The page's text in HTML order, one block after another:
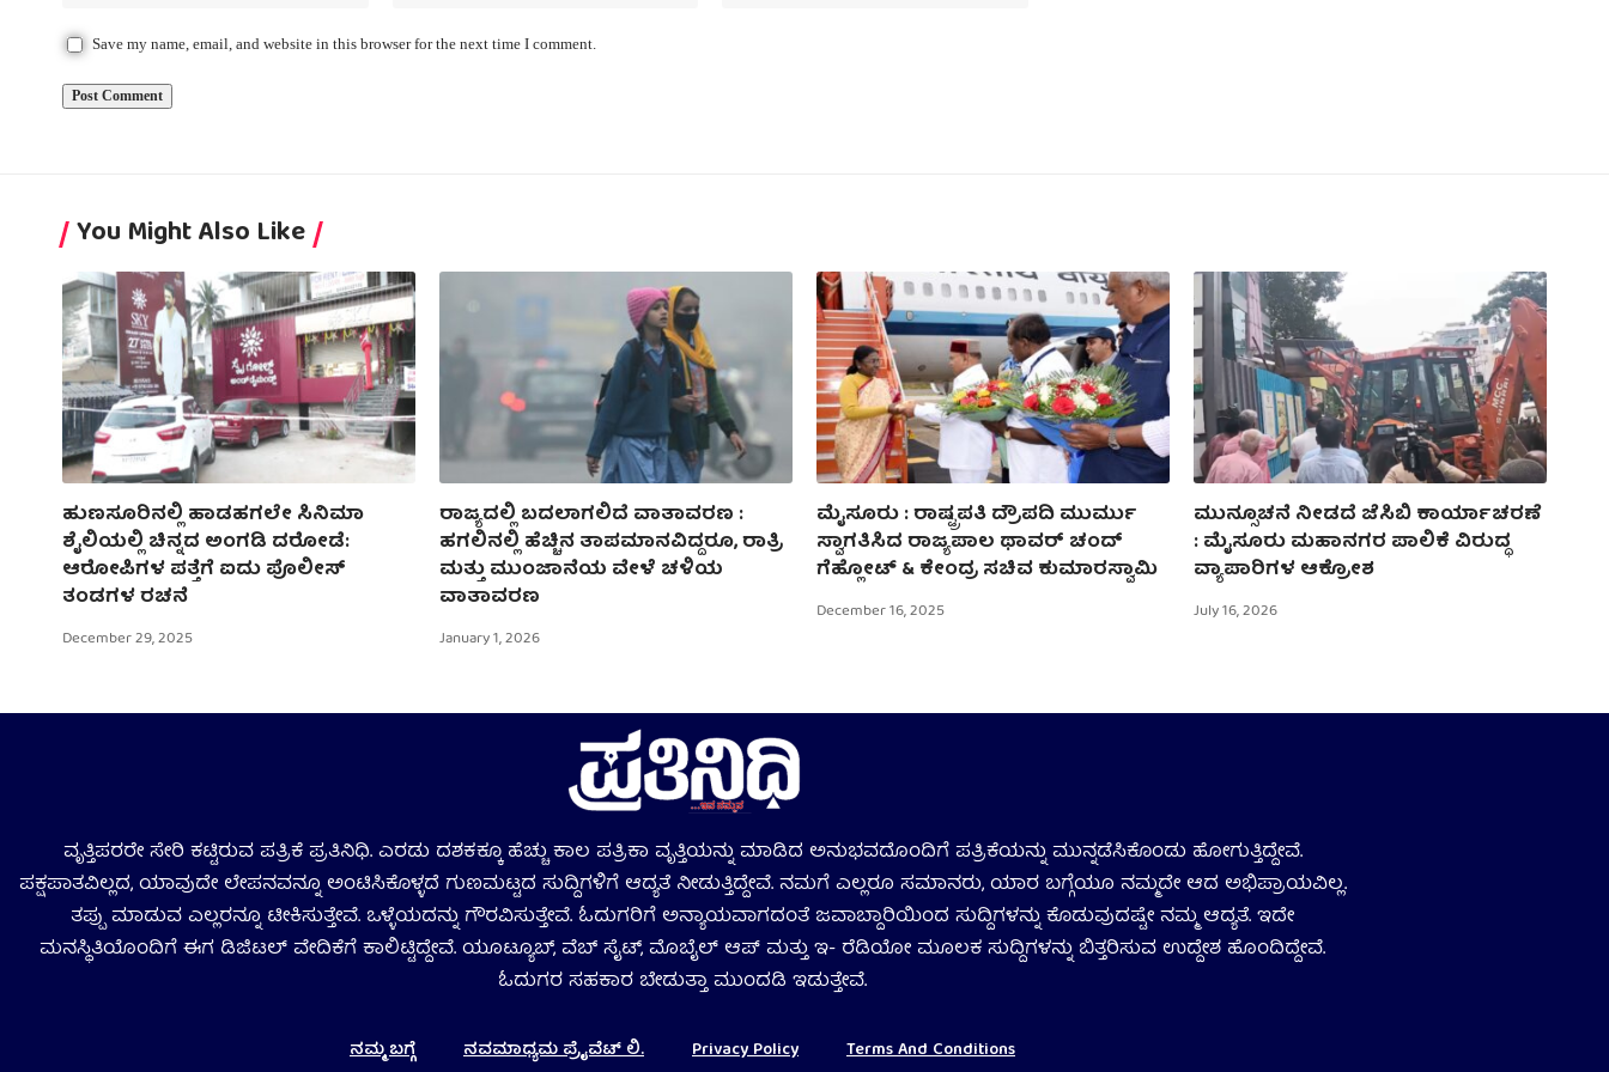
Save my name, email, and website in this browser for the next time I comment.
You Might Also Like
ಹುಣಸೂರಿನಲ್ಲಿ ಹಾಡಹಗಲೇ ಸಿನಿಮಾ
ಶೈಲಿಯಲ್ಲಿ ಚಿನ್ನದ ಅಂಗಡಿ ದರೋಡೆ:
ಆರೋಪಿಗಳ ಪತ್ತೆಗೆ ಐದು ಪೊಲೀಸ್
ತಂಡಗಳ ರಚನೆ
December 29, 2025
ರಾಜ್ಯದಲ್ಲಿ ಬದಲಾಗಲಿದೆ ವಾತಾವರಣ :
ಹಗಲಿನಲ್ಲಿ ಹೆಚ್ಚಿನ ತಾಪಮಾನವಿದ್ದರೂ, ರಾತ್ರಿ
ಮತ್ತು ಮುಂಜಾನೆಯ ವೇಳೆ ಚಳಿಯ
ವಾತಾವರಣ
January 1, 2026
ಮೈಸೂರು : ರಾಷ್ಟ್ರಪತಿ ದ್ರೌಪದಿ ಮುರ್ಮು
ಸ್ವಾಗತಿಸಿದ ರಾಜ್ಯಪಾಲ ಥಾವರ್ ಚಂದ್
ಗೆಹ್ಲೋಟ್ & ಕೇಂದ್ರ ಸಚಿವ ಕುಮಾರಸ್ವಾಮಿ
December 16, 2025
ಮುನ್ಸೂಚನೆ ನೀಡದೆ ಜೆಸಿಬಿ ಕಾರ್ಯಾಚರಣೆ
: ಮೈಸೂರು ಮಹಾನಗರ ಪಾಲಿಕೆ ವಿರುದ್ಧ
ವ್ಯಾಪಾರಿಗಳ ಆಕ್ರೋಶ
July 16, 2026
ವೃತ್ತಿಪರರೇ ಸೇರಿ ಕಟ್ಟಿರುವ ಪತ್ರಿಕೆ ಪ್ರತಿನಿಧಿ. ಎರಡು ದಶಕಕ್ಕೂ ಹೆಚ್ಚು ಕಾಲ ಪತ್ರಿಕಾ ವೃತ್ತಿಯನ್ನು ಮಾಡಿದ ಅನುಭವದೊಂದಿಗೆ ಪತ್ರಿಕೆಯನ್ನು ಮುನ್ನಡೆಸಿಕೊಂಡು ಹೋಗುತ್ತಿದ್ದೇವೆ.
ಪಕ್ಷಪಾತವಿಲ್ಲದ, ಯಾವುದೇ ಲೇಪನವನ್ನೂ ಅಂಟಿಸಿಕೊಳ್ಳದೆ ಗುಣಮಟ್ಟದ ಸುದ್ದಿಗಳಿಗೆ ಆದ್ಯತೆ ನೀಡುತ್ತಿದ್ದೇವೆ. ನಮಗೆ ಎಲ್ಲರೂ ಸಮಾನರು, ಯಾರ ಬಗ್ಗೆಯೂ ನಮ್ಮದೇ ಆದ ಅಭಿಪ್ರಾಯವಿಲ್ಲ.
ತಪ್ಪು ಮಾಡುವ ಎಲ್ಲರನ್ನೂ ಟೀಕಿಸುತ್ತೇವೆ. ಒಳ್ಳೆಯದನ್ನು ಗೌರವಿಸುತ್ತೇವೆ. ಓದುಗರಿಗೆ ಅನ್ಯಾಯವಾಗದಂತೆ ಜವಾಬ್ದಾರಿಯಿಂದ ಸುದ್ದಿಗಳನ್ನು ಕೊಡುವುದಷ್ಟೇ ನಮ್ಮ ಆದ್ಯತೆ. ಇದೇ
ಮನಸ್ಥಿತಿಯೊಂದಿಗೆ ಈಗ ಡಿಜಿಟಲ್‌ ವೇದಿಕೆಗೆ ಕಾಲಿಟ್ಟಿದ್ದೇವೆ. ಯೂಟ್ಯೂಬ್‌, ವೆಬ್ ಸೈಟ್‌, ಮೊಬೈಲ್‌ ಆಪ್‌ ಮತ್ತು ಇ- ರೆಡಿಯೋ ಮೂಲಕ ಸುದ್ದಿಗಳನ್ನು ಬಿತ್ತರಿಸುವ ಉದ್ದೇಶ ಹೊಂದಿದ್ದೇವೆ.
ಓದುಗರ ಸಹಕಾರ ಬೇಡುತ್ತಾ ಮುಂದಡಿ ಇಡುತ್ತೇವೆ.
ನಮ್ಮ ಬಗ್ಗೆ ನವಮಾಧ್ಯಮ ಪ್ರೈವೆಟ್‌ ಲಿ. Privacy Policy Terms And Conditions